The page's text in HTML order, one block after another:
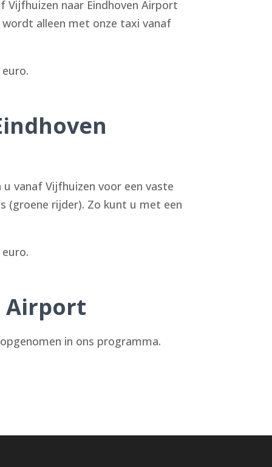
Vijfhuizen naar Eindhoven Airport
wordt alleen met onze taxi vanaf
vanaf Vijfhuizen voor een vaste
(groene rijder). Zo kunt u met een
Airport
in ons programma.